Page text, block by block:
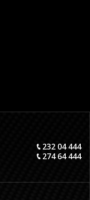
232 04 444
274 64 444